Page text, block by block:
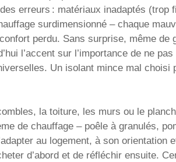
erreurs : matériaux inadaptés (trop
surdimensionné – chaque
perdu. Sans surprise, même de
l’accent sur l’importance de ne
Un isolant mince mal choisi
la toiture, les murs ou le
de chauffage – poêle à granulés,
au logement, à son orientation
d’abord et de réfléchir ensuite.